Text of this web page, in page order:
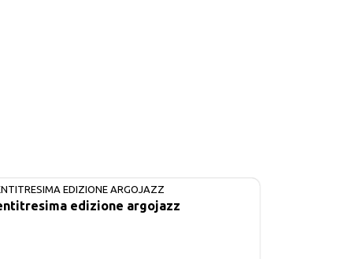
EDIZIONE ARGOJAZZ
edizione argojazz